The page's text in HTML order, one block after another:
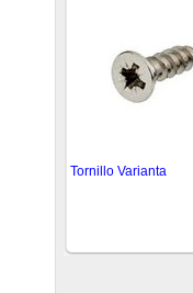
Tornillo Varianta